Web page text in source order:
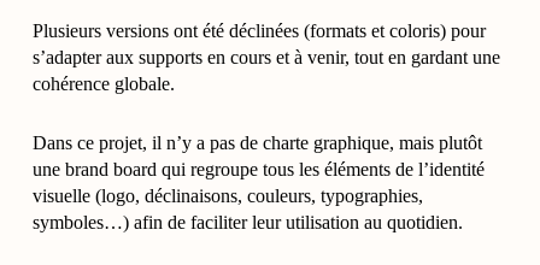
Plusieurs versions ont été déclinées (formats et coloris) pour
s’adapter aux supports en cours et à venir, tout en gardant une
cohérence globale.
Dans ce projet, il n’y a pas de charte graphique, mais plutôt
une brand board qui regroupe tous les éléments de l’identité
visuelle (logo, déclinaisons, couleurs, typographies,
symboles…) afin de faciliter leur utilisation au quotidien.